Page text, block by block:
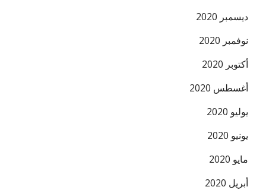
ديسمبر 2020
نوفمبر 2020
أكتوبر 2020
أغسطس 2020
يوليو 2020
يونيو 2020
مايو 2020
أبريل 2020